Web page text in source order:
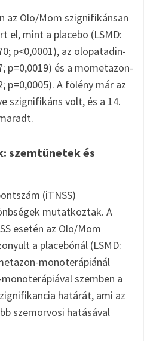
az Olo/Mom szignifikánsan
el, mint a placebo (LSMD:
p<0,0001), az olopatadin-
p=0,0019) és a mometazon-
p=0,0005). A fölény már az
szignifikáns volt, és a 14.
szemtünetek és
(iTNSS)
mutatkoztak. A
esetén az Olo/Mom
a placebónál (LSMD:
monoterápiánál
szemben a
határát, ami az
szemorvosi hatásával